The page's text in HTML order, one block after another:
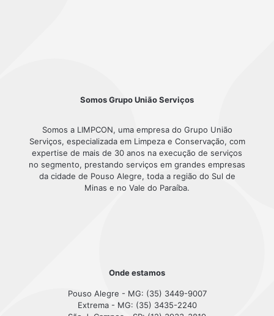
Somos Grupo União Serviços
Somos a LIMPCON, uma empresa do Grupo União
Serviços, especializada em Limpeza e Conservação, com
expertise de mais de 30 anos na execução de serviços
no segmento, prestando serviços em grandes empresas
da cidade de Pouso Alegre, toda a região do Sul de
Minas e no Vale do Paraíba.
Onde estamos
Pouso Alegre - MG: (35) 3449-9007
Extrema - MG: (35) 3435-2240